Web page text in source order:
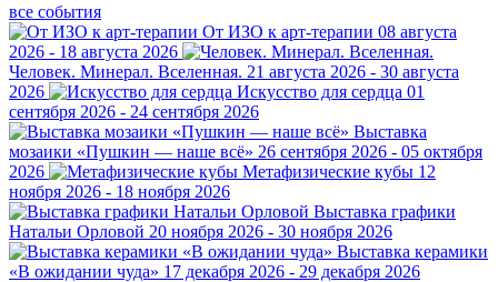
все события
От ИЗО к арт-терапии 08 августа
2026 - 18 августа 2026
Человек. Минерал. Вселенная. 21 августа 2026 - 30 августа
2026
Искусство для сердца 01
сентября 2026 - 24 сентября 2026
Выставка
мозаики «Пушкин — наше всё» 26 сентября 2026 - 05 октября
2026
Метафизические кубы 12
ноября 2026 - 18 ноября 2026
Выставка графики
Натальи Орловой 20 ноября 2026 - 30 ноября 2026
Выставка керамики
«В ожидании чуда» 17 декабря 2026 - 29 декабря 2026